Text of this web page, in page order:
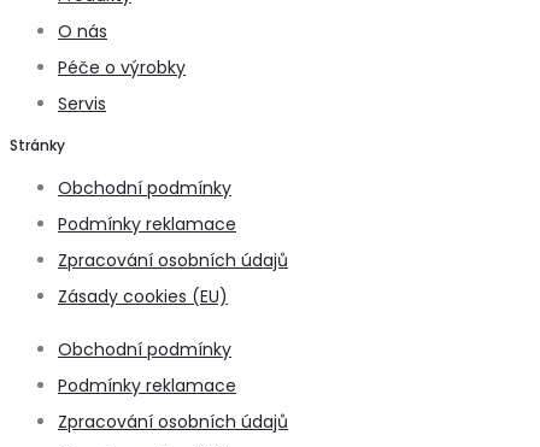
O nás
Péče o výrobky
Servis
Stránky
Obchodní podmínky
Podmínky reklamace
Zpracování osobních údajů
Zásady cookies (EU)
Obchodní podmínky
Podmínky reklamace
Zpracování osobních údajů